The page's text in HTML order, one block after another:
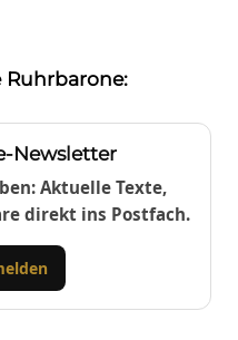
Newsletter
Aktuelle Texte,
direkt ins Postfach.